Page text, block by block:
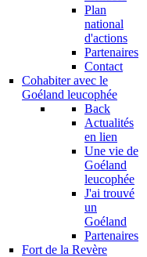
Plan
national
d'actions
Partenaires
Contact
Cohabiter avec le
Goéland leucophée
Back
Actualités
en lien
Une vie de
Goéland
leucophée
J'ai trouvé
un
Goéland
Partenaires
Fort de la Revère